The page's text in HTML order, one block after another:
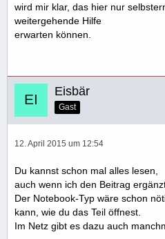
wird mir klar, das hier nur
weitergehende Hilfe
erwarten können.
Eisbär
Gast
12. April 2015 um 12:54
Du kannst schon mal alles lesen,
auch wenn ich den Beitrag
Der Notebook-Typ wäre schon
kann, wie du das Teil öffnest.
Im Netz gibt es dazu auch